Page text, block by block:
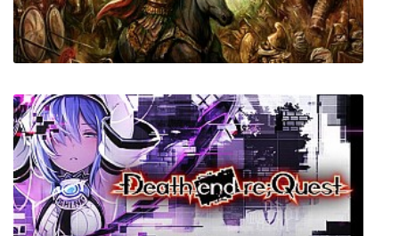
Fade to Silence
Ancient Battle: Alexander